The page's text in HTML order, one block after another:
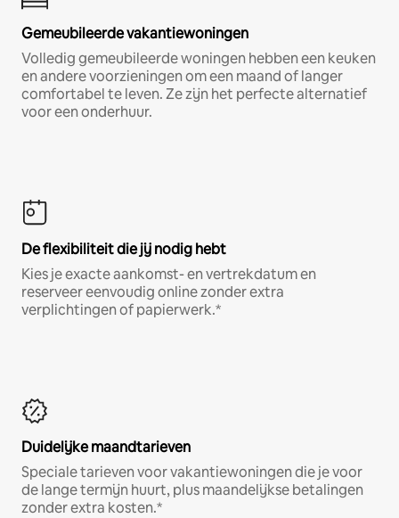
Gemeubileerde vakantiewoningen
Volledig gemeubileerde woningen hebben een keuken
en andere voorzieningen om een maand of langer
comfortabel te leven. Ze zijn het perfecte alternatief
voor een onderhuur.
De flexibiliteit die jij nodig hebt
Kies je exacte aankomst- en vertrekdatum en
reserveer eenvoudig online zonder extra
verplichtingen of papierwerk.*
Duidelijke maandtarieven
Speciale tarieven voor vakantiewoningen die je voor
de lange termijn huurt, plus maandelijkse betalingen
zonder extra kosten.*